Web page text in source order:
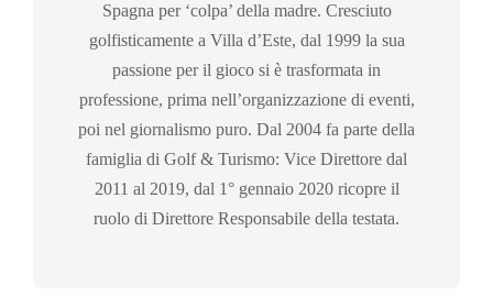
Spagna per ‘colpa’ della madre. Cresciuto
golfisticamente a Villa d’Este, dal 1999 la sua
passione per il gioco si è trasformata in
professione, prima nell’organizzazione di eventi,
poi nel giornalismo puro. Dal 2004 fa parte della
famiglia di Golf & Turismo: Vice Direttore dal
2011 al 2019, dal 1° gennaio 2020 ricopre il
ruolo di Direttore Responsabile della testata.